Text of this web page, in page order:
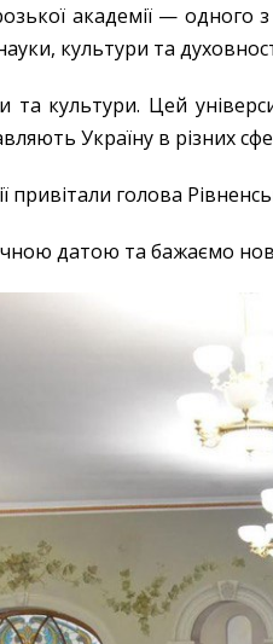
академії — одного
культури та
культури. Цей
Україну в різних
привітали голова
датою та бажаємо